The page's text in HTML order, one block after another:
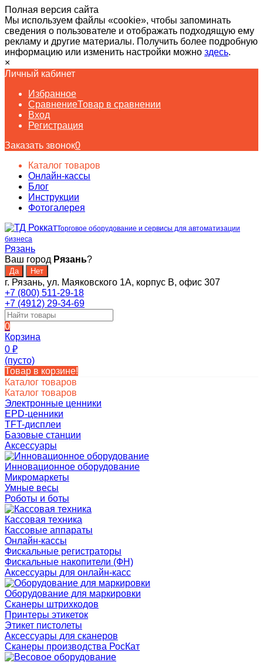
Полная версия сайта
Мы используем файлы «cookie», чтобы запоминать
сведения о пользователе и отображать подходящую ему
рекламу и другие материалы. Получить более подробную
информацию или изменить настройки можно здесь.
×
Личный кабинет
Избранное
СравнениеТовар в сравнении
Вход
Регистрация
Заказать звонок0
Каталог товаров
Онлайн-кассы
Блог
Инструкции
Фотогалерея
Торговое оборудование и сервисы для автоматизации
бизнеса
Рязань
Ваш город Рязань?
г. Рязань, ул. Маяковского 1А, корпус B, офис 307
+7 (800) 511-29-18
+7 (4912) 29-34-69
0
Корзина
0 ₽
(пусто)
Товар в корзине!
Каталог товаров
Каталог товаров
Электронные ценники
EPD-ценники
TFT-дисплеи
Базовые станции
Аксессуары
Инновационное оборудование
Микромаркеты
Умные весы
Роботы и боты
Кассовая техника
Кассовые аппараты
Онлайн-кассы
Фискальные регистраторы
Фискальные накопители (ФН)
Аксессуары для онлайн-касс
Оборудование для маркировки
Сканеры штрихкодов
Принтеры этикеток
Этикет пистолеты
Аксессуары для сканеров
Сканеры производства РосКат